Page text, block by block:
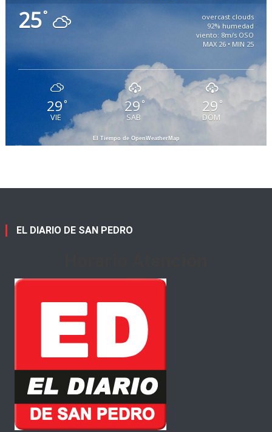
25°
overcast clouds
92% humedad
viento: 8m/s OSO
MAX 26 • MIN 25
29°
VIE
29 °
SAB
29 °
DOM
El Tiempo de OpenWeatherMap
EL DIARIO DE SAN PEDRO